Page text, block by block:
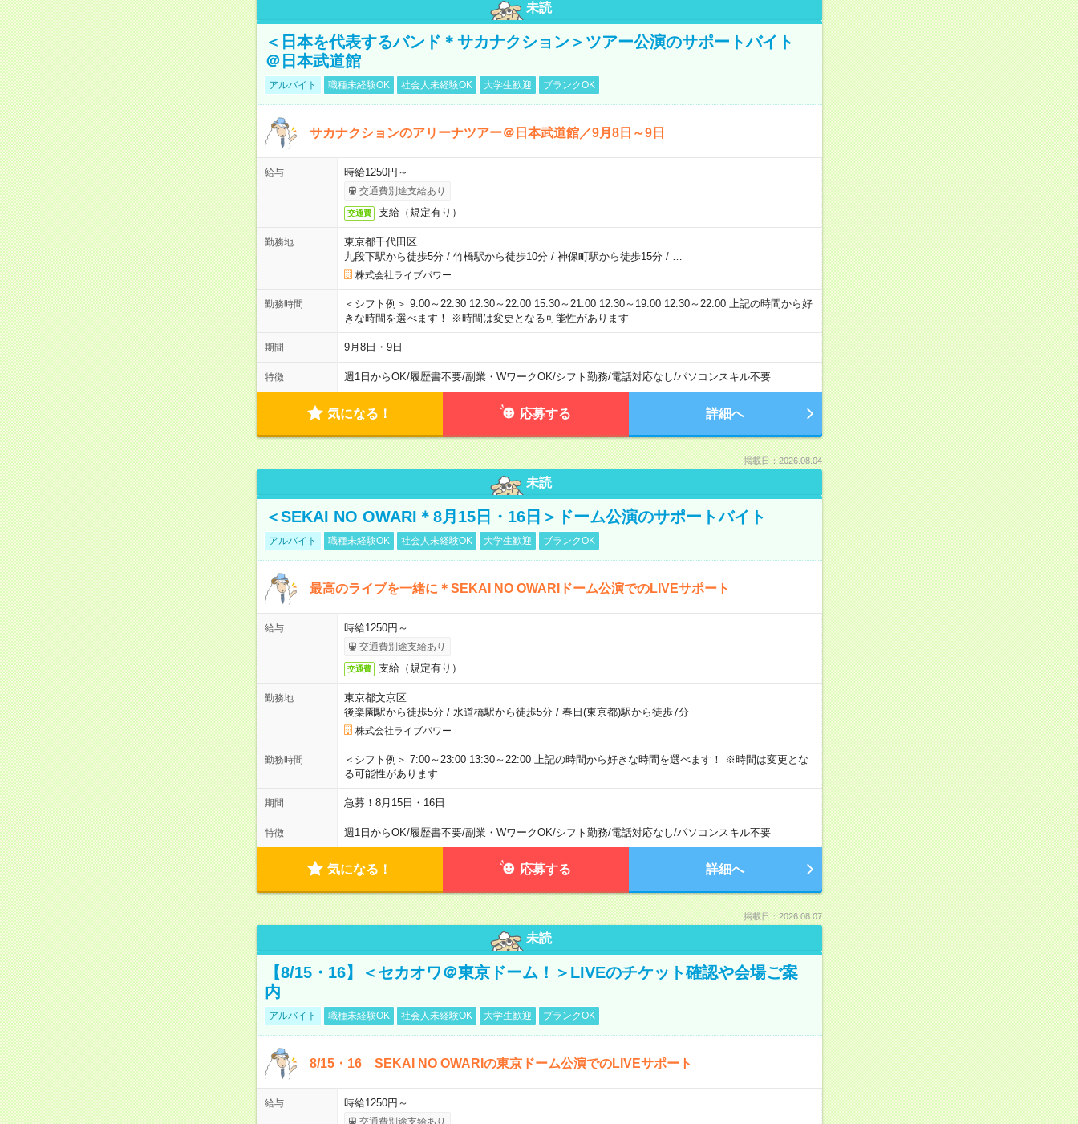
未読
＜日本を代表するバンド＊サカナクション＞ツアー公演のサポートバイト
＠日本武道館
アルバイト 職種未経験OK 社会人未経験OK 大学生歓迎 ブランクOK
サカナクションのアリーナツアー＠日本武道館／9月8日～9日
給与 時給1250円～
交通費別途支給あり
交通費 支給（規定有り）
勤務地
東京都千代田区
九段下駅から徒歩5分/ 竹橋駅から徒歩10分/ 神保町駅から徒歩15分/ …
株式会社ライブパワー
勤務時間
＜シフト例＞ 9:00～22:30 12:30～22:00 15:30～21:00 12:30～19:00 12:30～22:00 上記の時間から好
きな時間を選べます！ ※時間は変更となる可能性があります
期間 9月8日・9日
特徴 週1日からOK/履歴書不要/副業・WワークOK/シフト勤務/電話対応なし/パソコンスキル不要
気になる！ 応募する 詳細へ
掲載日：2026.08.04
未読
＜SEKAI NO OWARI＊8月15日・16日＞ドーム公演のサポートバイト
アルバイト 職種未経験OK 社会人未経験OK 大学生歓迎 ブランクOK
最高のライブを一緒に＊SEKAI NO OWARIドーム公演でのLIVEサポート
給与 時給1250円～
交通費別途支給あり
交通費 支給（規定有り）
勤務地
東京都文京区
後楽園駅から徒歩5分/ 水道橋駅から徒歩5分/ 春日(東京都)駅から徒歩7分
株式会社ライブパワー
勤務時間
＜シフト例＞ 7:00～23:00 13:30～22:00 上記の時間から好きな時間を選べます！ ※時間は変更とな
る可能性があります
期間 急募！8月15日・16日
特徴 週1日からOK/履歴書不要/副業・WワークOK/シフト勤務/電話対応なし/パソコンスキル不要
気になる！ 応募する 詳細へ
掲載日：2026.08.07
未読
【8/15・16】＜セカオワ＠東京ドーム！＞LIVEのチケット確認や会場ご案
内
アルバイト 職種未経験OK 社会人未経験OK 大学生歓迎 ブランクOK
8/15・16 SEKAI NO OWARIの東京ドーム公演でのLIVEサポート
給与 時給1250円～
交通費別途支給あり